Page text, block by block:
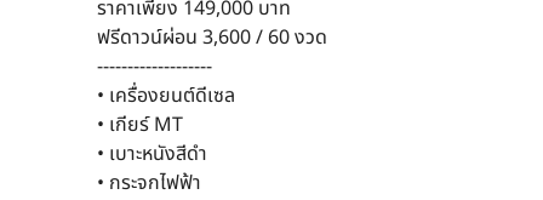
ราคาเพียง 149,000 บาท
ฟรีดาวน์ผ่อน 3,600 / 60 งวด
-------------------
• เครื่องยนต์ดีเซล
• เกียร์ MT
• เบาะหนังสีดำ
• กระจกไฟฟ้า